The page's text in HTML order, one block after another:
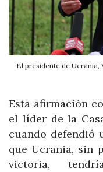
El presidente de
Esta afirmación
el líder de la
cuando defendió
que Ucrania, sin
victoria,